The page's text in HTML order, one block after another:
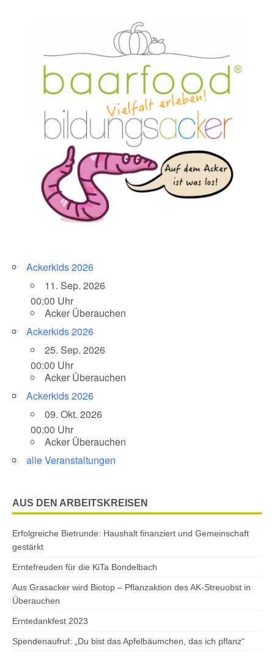
Ackerkids 2026
11. Sep. 2026
00:00 Uhr
Acker Überauchen
Ackerkids 2026
25. Sep. 2026
00:00 Uhr
Acker Überauchen
Ackerkids 2026
09. Okt. 2026
00:00 Uhr
Acker Überauchen
alle Veranstaltungen
AUS DEN ARBEITSKREISEN
Erfolgreiche Bietrunde: Haushalt finanziert und Gemeinschaft
gestärkt
Erntefreuden für die KiTa Bondelbach
Aus Grasacker wird Biotop – Pflanzaktion des AK-Streuobst in
Überauchen
Erntedankfest 2023
Spendenaufruf: „Du bist das Apfelbäumchen, das ich pflanz“